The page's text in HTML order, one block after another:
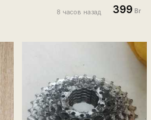
8 часов назад 399 Br